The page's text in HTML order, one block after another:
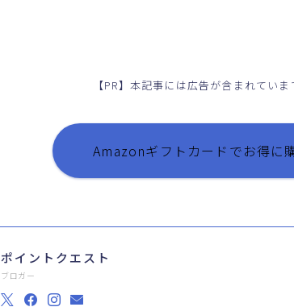
【PR】本記事には広告が含まれていま
Amazonギフトカードでお得に
ポイントクエスト
ブロガー